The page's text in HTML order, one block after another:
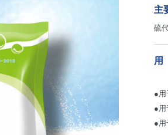
主
硫
●用
●用
●用